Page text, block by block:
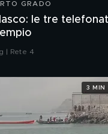
GRADO
le tre
| Rete 4
3 MIN